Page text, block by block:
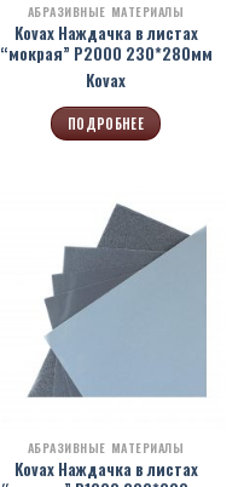
АБРАЗИВНЫЕ МАТЕРИАЛЫ
Kovax Наждачка в листах
“мокрая” Р2000 230*280мм
Kovax
ПОДРОБНЕЕ
АБРАЗИВНЫЕ МАТЕРИАЛЫ
Kovax Наждачка в листах